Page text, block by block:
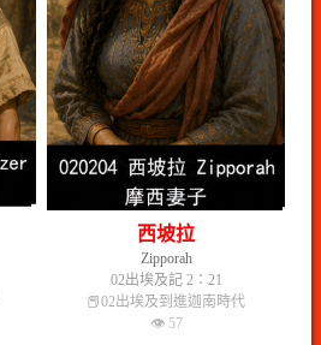
西坡拉
Zipporah
02出埃及記 2：21
📕02出埃及到進迦南時代
👁 57